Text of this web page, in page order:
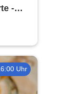
-
Uhr